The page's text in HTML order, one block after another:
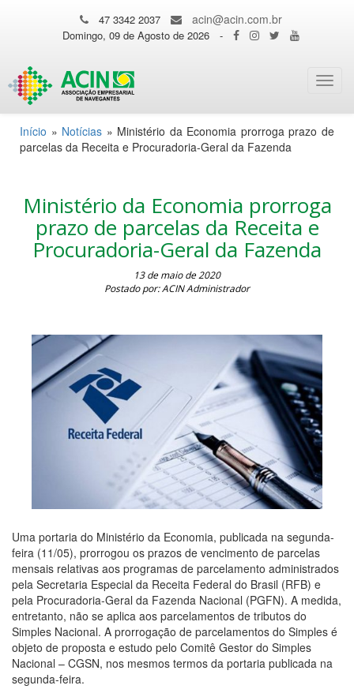
47 3342 2037 acin@acin.com.br
Domingo, 09 de Agosto de 2026 -
Início » Notícias » Ministério da Economia prorroga prazo de
parcelas da Receita e Procuradoria-Geral da Fazenda
Ministério da Economia prorroga
prazo de parcelas da Receita e
Procuradoria-Geral da Fazenda
13 de maio de 2020
Postado por: ACIN Administrador
Uma portaria do Ministério da Economia, publicada na segunda-
feira (11/05), prorrogou os prazos de vencimento de parcelas
mensais relativas aos programas de parcelamento administrados
pela Secretaria Especial da Receita Federal do Brasil (RFB) e
pela Procuradoria-Geral da Fazenda Nacional (PGFN). A medida,
entretanto, não se aplica aos parcelamentos de tributos do
Simples Nacional. A prorrogação de parcelamentos do Simples é
objeto de proposta e estudo pelo Comitê Gestor do Simples
Nacional – CGSN, nos mesmos termos da portaria publicada na
segunda-feira.